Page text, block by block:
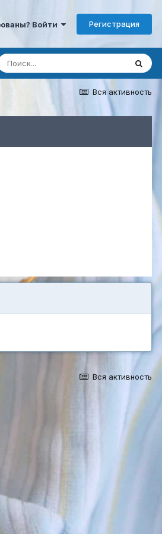
Войти Регистрация
Вся активность
Вся активность